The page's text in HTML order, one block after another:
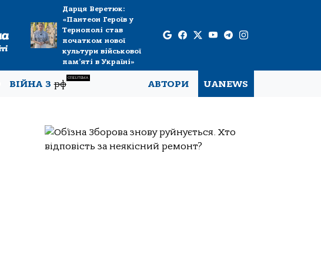
Дарця Веретюк:
«Пантеон Героїв у
Тернополі став
початком нової
культури військової
пам’яті в Україні»
ВІЙНА Зрф
СПЕЦТЕМА
АВТОРИ UANEWS